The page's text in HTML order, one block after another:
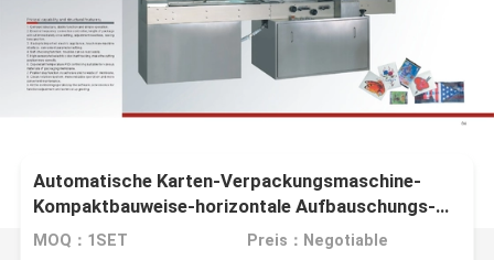
Automatische Karten-Verpackungsmaschine-
Kompaktbauweise-horizontale Aufbauschungs-
Maschine
MOQ：1SET Preis：Negotiable